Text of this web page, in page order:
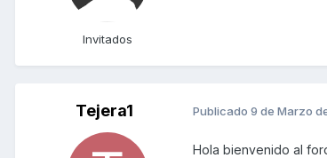
Invitados
Tejera1 Publicado 9 de Marzo
Hola bienvenido al